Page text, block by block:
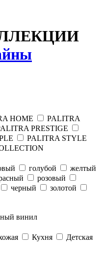
HOME
PALITRA
PRESTIGE
PALITRA STYLE
голубой
желтый
розовый
черный
золотой
винил
Кухня Детская